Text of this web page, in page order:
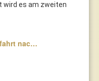
wird es am zweiten
nac…